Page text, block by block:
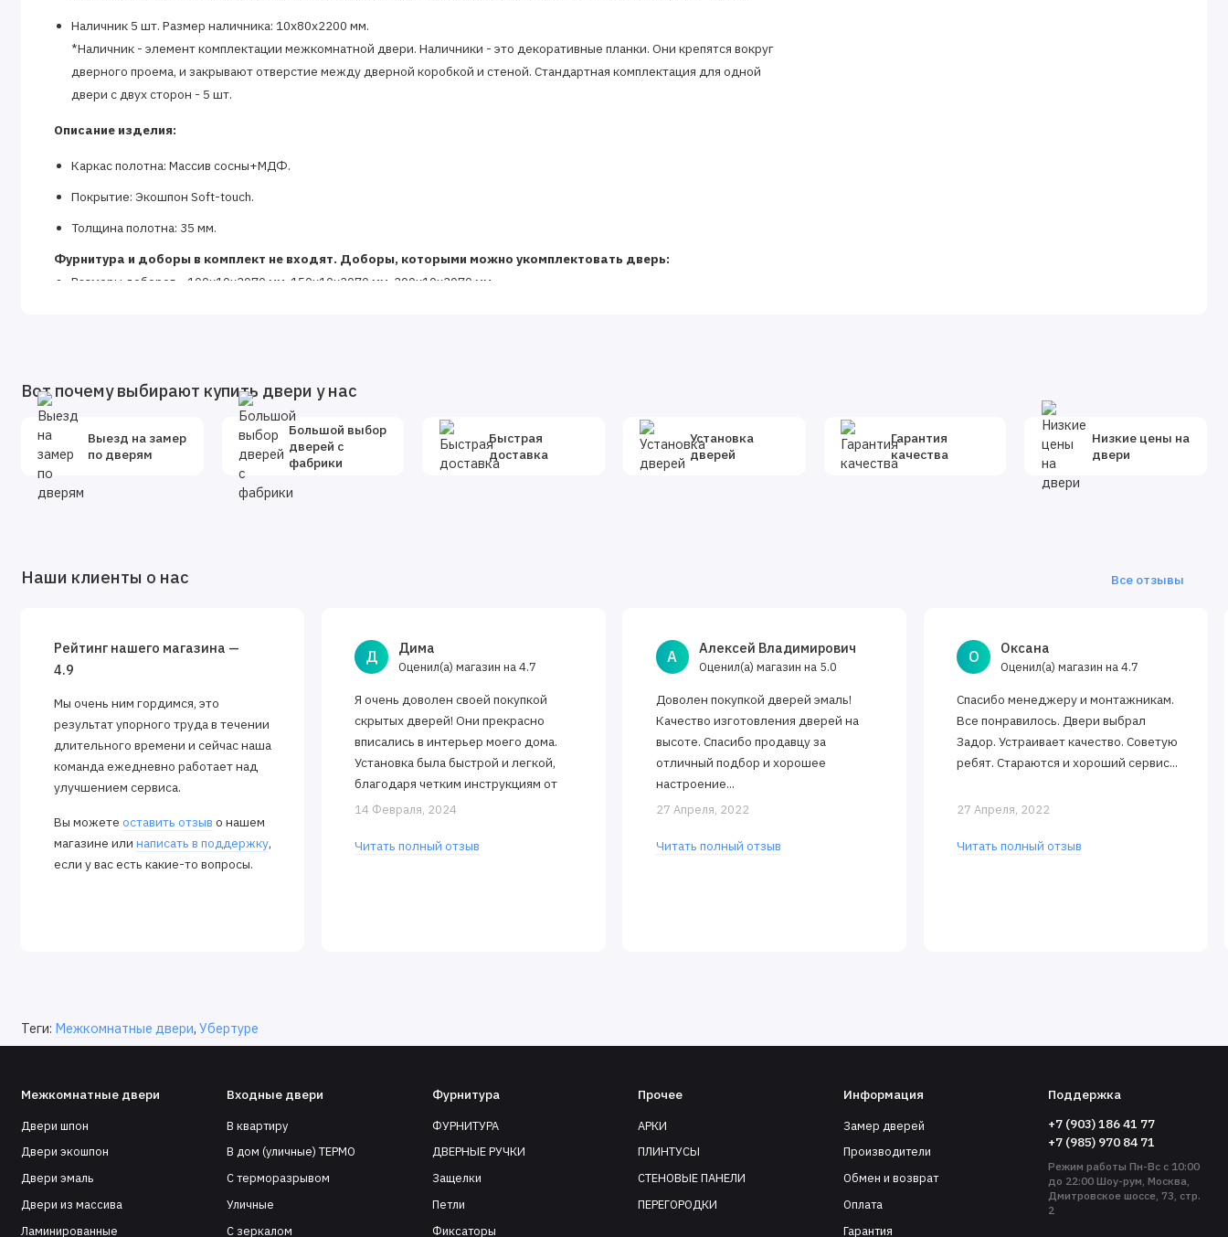
Наличник 5 шт. Размер наличника: 10х80х2200 мм.
*Наличник - элемент комплектации межкомнатной двери. Наличники - это декоративные планки. Они крепятся вокруг
дверного проема, и закрывают отверстие между дверной коробкой и стеной. Стандартная комплектация для одной
двери с двух сторон - 5 шт.
Описание изделия:
Каркас полотна: Массив сосны+МДФ.
Покрытие: Экошпон Soft-touch.
Толщина полотна: 35 мм.
Фурнитура и доборы в комплект не входят. Доборы, которыми можно укомплектовать дверь:
Размеры доборов - 100x10х2070 мм. 150x10х2070 мм. 200x10х2070 мм.
Вот почему выбирают купить двери у нас
Выезд на замер
по дверям
Большой выбор
дверей с
фабрики
Быстрая
доставка
Установка
дверей
Гарантия
качества
Низкие цены на
двери
Наши клиенты о нас Все отзывы
Рейтинг нашего магазина —
4.9
Мы очень ним гордимся, это
результат упорного труда в течении
длительного времени и сейчас наша
команда ежедневно работает над
улучшением сервиса.
Вы можете оставить отзыв о нашем
магазине или написать в поддержку,
если у вас есть какие-то вопросы.
Д Дима
Оценил(а) магазин на4.7
Я очень доволен своей покупкой
скрытых дверей! Они прекрасно
вписались в интерьер моего дома.
Установка была быстрой и легкой,
благодаря четким инструкциям от
Алексея. Двери открываются и
14 Февраля, 2024
Читать полный отзыв
А Алексей Владимирович
Оценил(а) магазин на 5.0
Доволен покупкой дверей эмаль!
Качество изготовления дверей на
высоте. Спасибо продавцу за
отличный подбор и хорошее
настроение...
27 Апреля, 2022
Читать полный отзыв
О Оксана
Оценил(а) магазин на4.7
Спасибо менеджеру и монтажникам.
Все понравилось. Двери выбрал
Задор. Устраивает качество. Советую
ребят. Стараются и хороший сервис...
27 Апреля, 2022
Читать полный отзыв
Теги: Межкомнатные двери, Убертуре
Межкомнатные двери
Двери шпон
Двери экошпон
Двери эмаль
Двери из массива
Ламинированные
Входные двери
В квартиру
В дом (уличные) ТЕРМО
С терморазрывом
Уличные
С зеркалом
Фурнитура
ФУРНИТУРА
ДВЕРНЫЕ РУЧКИ
Защелки
Петли
Фиксаторы
Прочее
АРКИ
ПЛИНТУСЫ
СТЕНОВЫЕ ПАНЕЛИ
ПЕРЕГОРОДКИ
Информация
Замер дверей
Производители
Обмен и возврат
Оплата
Гарантия
Поддержка
+7 (903) 186 41 77
+7 (985) 970 84 71
Режим работы Пн-Вс с 10:00
до 22:00 Шоу-рум, Москва,
Дмитровское шоссе, 73, стр.
2